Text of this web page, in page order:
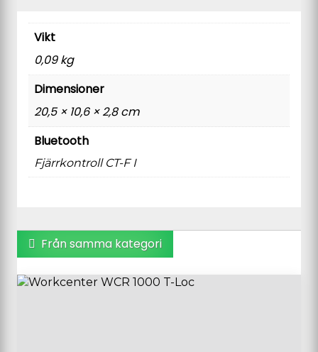
Vikt
0,09 kg
Dimensioner
20,5 × 10,6 × 2,8 cm
Bluetooth
Fjärrkontroll CT-F I
Från samma kategori